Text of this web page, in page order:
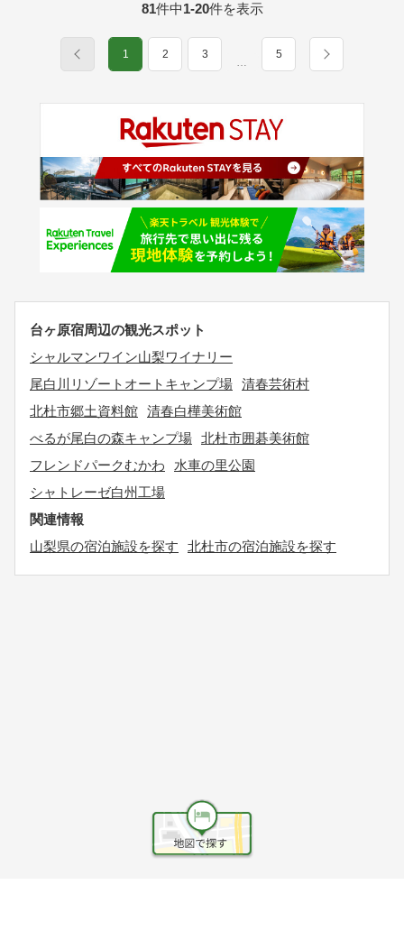
81件中1-20件を表示
1 2 3
…
5
台ヶ原宿周辺の観光スポット
シャルマンワイン山梨ワイナリー
尾白川リゾートオートキャンプ場 清春芸術村
北杜市郷土資料館 清春白樺美術館
べるが尾白の森キャンプ場 北杜市囲碁美術館
フレンドパークむかわ
水車の里公園
シャトレーゼ白州工場
関連情報
山梨県の宿泊施設を探す
北杜市の宿泊施設を探す